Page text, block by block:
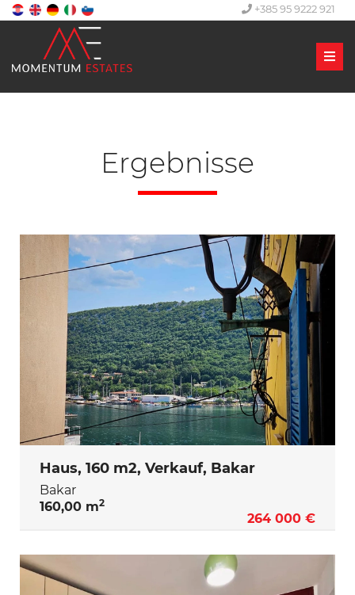
+385 95 9222 921
Ergebnisse
Haus, 160 m2, Verkauf, Bakar
Bakar
160,00 m2
264 000 €